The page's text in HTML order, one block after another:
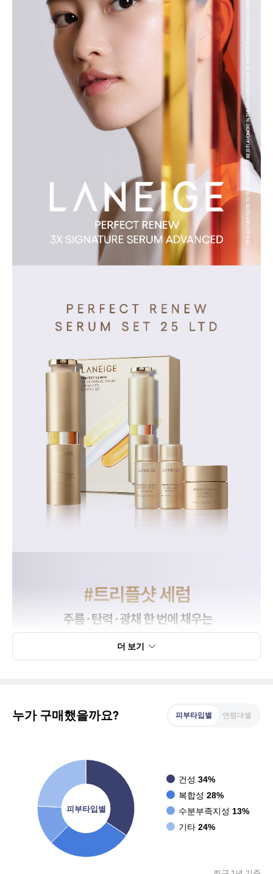
더 보기
누가 구매했을까요? 피부타입별 연령대별
피부타입별
건성 34%
복합성 28%
수분부족지성 13%
기타 24%